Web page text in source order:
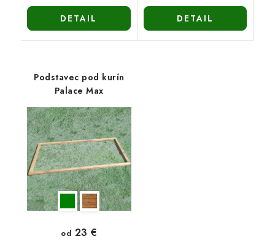
DETAIL DETAIL
Podstavec pod kurín
Palace Max
od 23 €